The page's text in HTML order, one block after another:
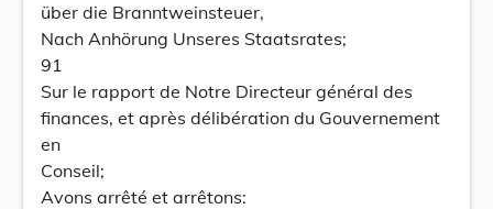
über die Branntweinsteuer,
Nach Anhörung Unseres Staatsrates;
91
Sur le rapport de Notre Directeur général des
finances, et après délibération du Gouvernement
en
Conseil;
Avons arrêté et arrêtons: